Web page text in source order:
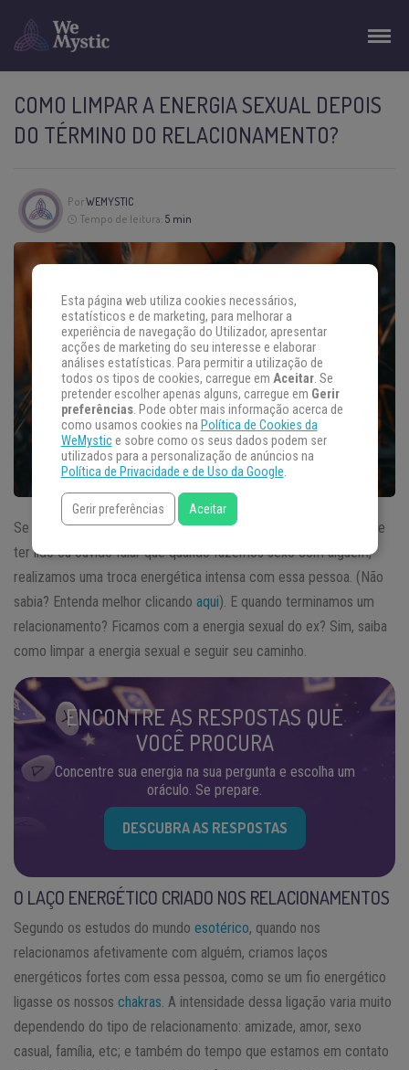
COMO LIMPAR A ENERGIA SEXUAL DEPOIS
DO TÉRMINO DO RELACIONAMENTO?
PorWEMYSTIC
Tempo de leitura: 5 min
Se você já pesquisou um pouquinho sobre
, deve
ter lido ou ouvido falar que quando fazemos sexo com alguém,
realizamos uma troca energética intensa com essa pessoa. (Não
sabia? Entenda melhor clicando aqui). E quando terminamos um
relacionamento? Ficamos com a energia sexual do ex? Sim, saiba
como limpar a energia sexual e seguir seu caminho.
ENCONTRE AS RESPOSTAS QUE
VOCÊ PROCURA
Concentre sua energia na sua pergunta e escolha um
oráculo. Se prepare.
DESCUBRA AS RESPOSTAS
O LAÇO ENERGÉTICO CRIADO NOS RELACIONAMENTOS
Segundo os estudos do mundo esotérico, quando nos
relacionamos afetivamente com alguém, criamos laços
energéticos fortes com essa pessoa, como se um fio energético
ligasse os nossos chakras . A intensidade dessa ligação varia muito
dependendo do tipo de relacionamento: amizade, amor, sexo
casual, família, etc; e também do tempo que estamos em contato
Esta página web utiliza cookies necessários,
estatísticos e de marketing, para melhorar a
experiência de navegação do Utilizador, apresentar
acções de marketing do seu interesse e elaborar
análises estatísticas. Para permitir a utilização de
todos os tipos de cookies, carregue em Aceitar. Se
pretender escolher apenas alguns, carregue em Gerir
preferências. Pode obter mais informação acerca de
como usamos cookies na Política de Cookies da
WeMystice sobre como os seus dados podem ser
utilizados para a personalização de anúncios na
Política de Privacidade e de Uso da Google.
Gerir preferências Aceitar